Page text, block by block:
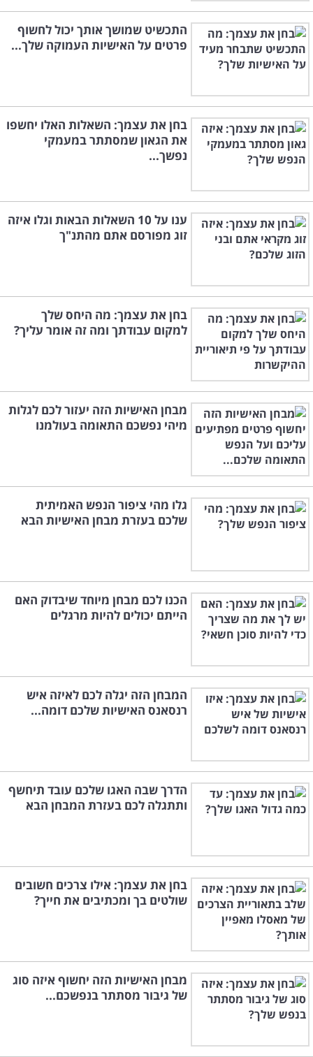
התכשיט שמושך אותך יכול לחשוף
פרטים על האישיות העמוקה שלך...
בחן את עצמך: השאלות האלו יחשפו
את הגאון שמסתתר במעמקי
נפשך...
ענו על 10 השאלות הבאות וגלו איזה
זוג מפורסם אתם מהתנ"ך
בחן את עצמך: מה היחס שלך
למקום עבודתך ומה זה אומר עליך?
מבחן האישיות הזה יעזור לכם לגלות
מיהי נפשכם התאומה בעולמנו
גלו מהי ציפור הנפש האמיתית
שלכם בעזרת מבחן האישיות הבא
הכנו לכם מבחן מיוחד שיבדוק האם
הייתם יכולים להיות מרגלים
המבחן הזה יגלה לכם לאיזה איש
רנסאנס האישיות שלכם דומה...
הדרך שבה האגו שלכם עובד תיחשף
ותתגלה לכם בעזרת המבחן הבא
בחן את עצמך: אילו צרכים חשובים
שולטים בך ומכתיבים את חייך?
מבחן האישיות הזה יחשוף איזה סוג
של גיבור מסתתר בנפשכם...